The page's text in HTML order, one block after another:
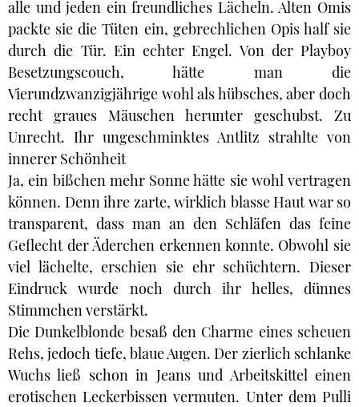
alle und jeden ein freundliches Lächeln. Alten Omis
packte sie die Tüten ein, gebrechlichen Opis half sie
durch die Tür. Ein echter Engel. Von der Playboy
Besetzungscouch, hätte man die
Vierundzwanzigjährige wohl als hübsches, aber doch
recht graues Mäuschen herunter geschubst. Zu
Unrecht. Ihr ungeschminktes Antlitz strahlte von
innerer Schönheit
Ja, ein bißchen mehr Sonne hätte sie wohl vertragen
können. Denn ihre zarte, wirklich blasse Haut war so
transparent, dass man an den Schläfen das feine
Geflecht der Äderchen erkennen konnte. Obwohl sie
viel lächelte, erschien sie ehr schüchtern. Dieser
Eindruck wurde noch durch ihr helles, dünnes
Stimmchen verstärkt.
Die Dunkelblonde besaß den Charme eines scheuen
Rehs, jedoch tiefe, blaue Augen. Der zierlich schlanke
Wuchs ließ schon in Jeans und Arbeitskittel einen
erotischen Leckerbissen vermuten. Unter dem Pulli